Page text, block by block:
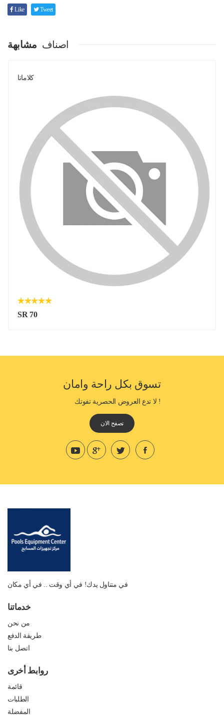
Like Tweet
اصناف مشابهة
كلاماتا
SR 70
تسوق بكل راحة وامان
! لا تدع العروض الحصرية تفوتك
تصفح الان
في متناول يدك! في أي وقت .. في أي مكان
خدماتنا
من نحن
طريقة الدفع
اتصل بنا
روابط أخرى
قائمة
الطلبات
المفضلة